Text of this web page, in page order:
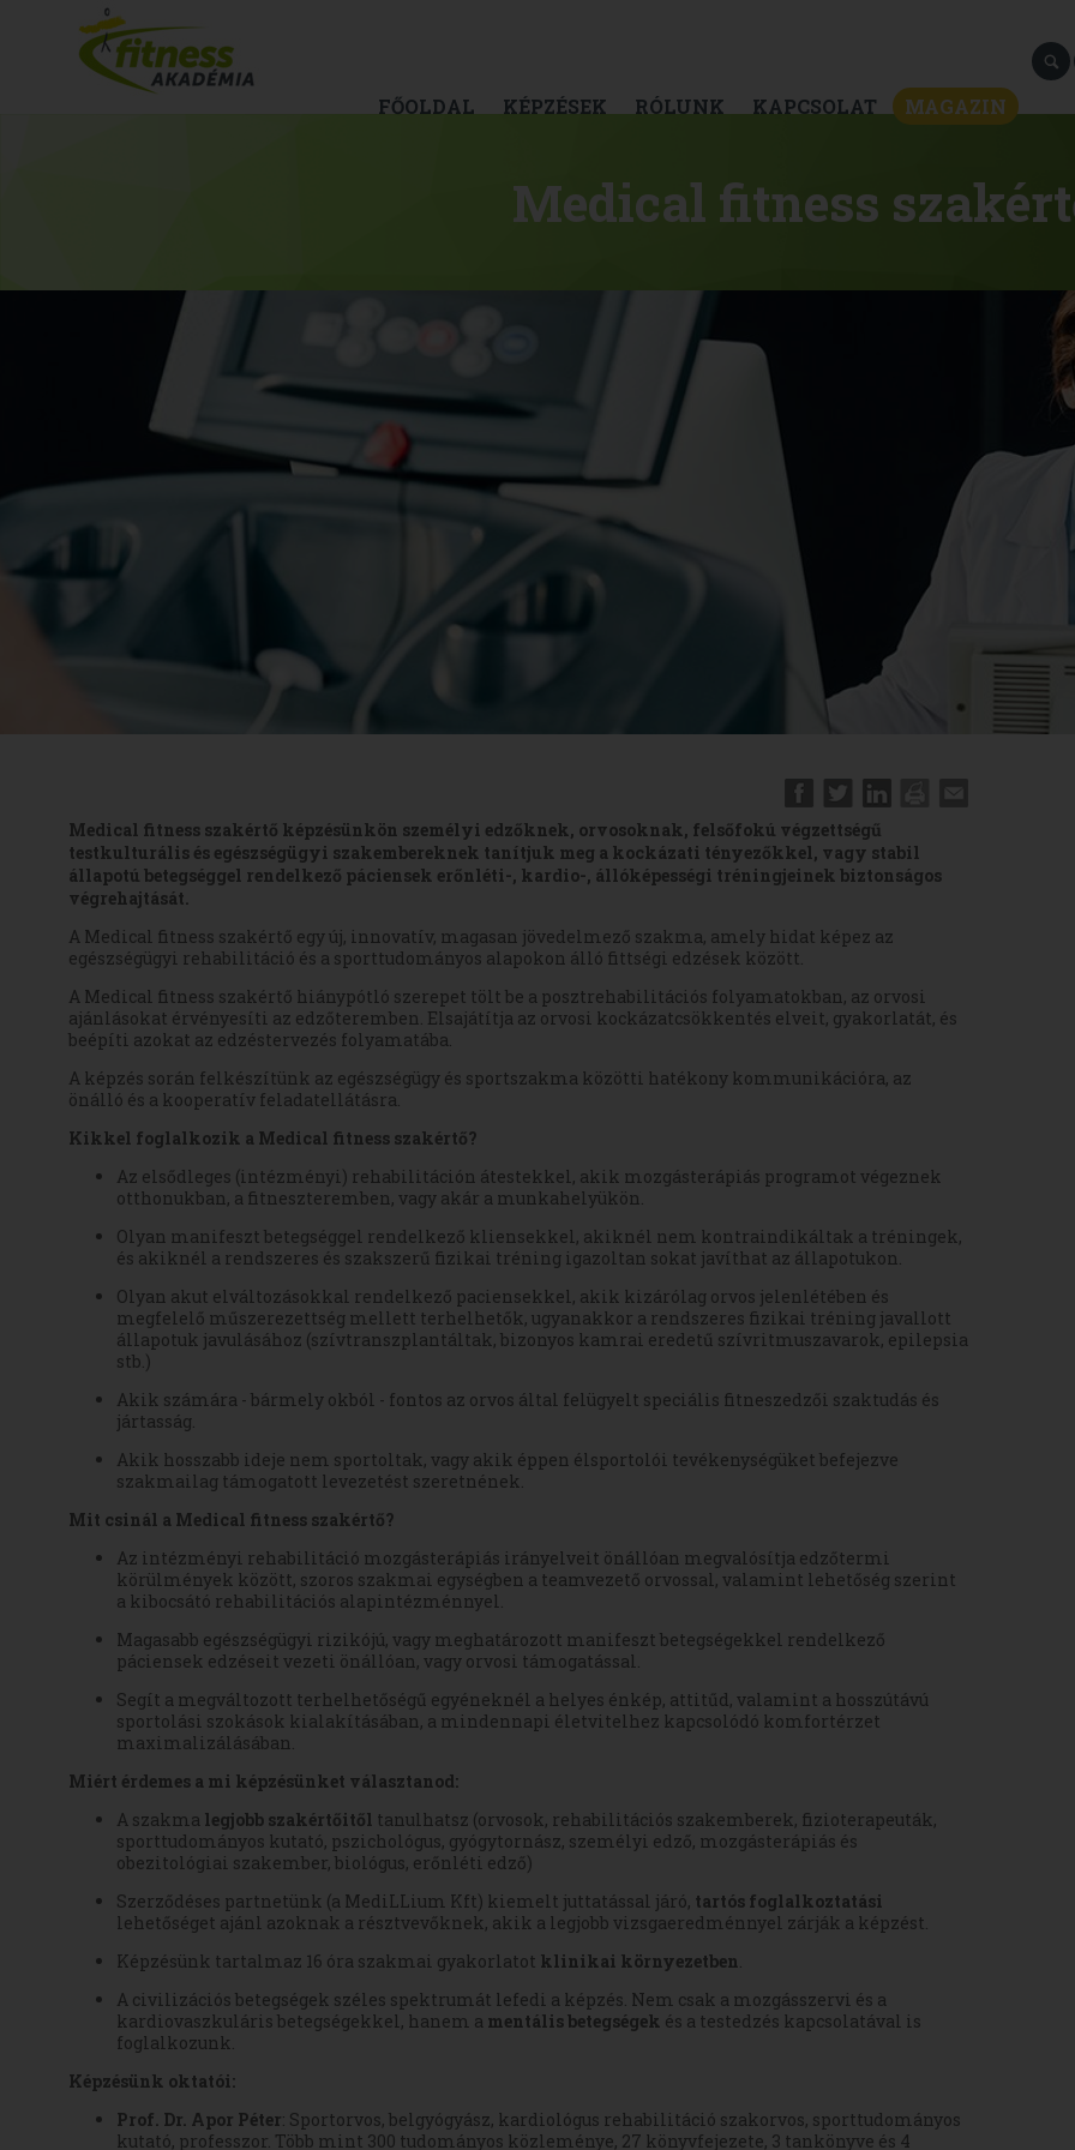
FŐOLDAL KÉPZÉSEK RÓLUNK KAPCSOLAT MAGAZIN
Medical fitness
Medical fitness szakértő képzésünkön személyi edzőknek, orvosoknak, felsőfokú végzettségű
testkulturális és egészségügyi szakembereknek tanítjuk meg a kockázati tényezőkkel, vagy stabil
állapotú betegséggel rendelkező páciensek erőnléti-, kardio-, állóképességi tréningjeinek biztonságos
végrehajtását.
A Medical fitness szakértő egy új, innovatív, magasan jövedelmező szakma, amely hidat képez az
egészségügyi rehabilitáció és a sporttudományos alapokon álló fittségi edzések között.
A Medical fitness szakértő hiánypótló szerepet tölt be a posztrehabilitációs folyamatokban, az orvosi
ajánlásokat érvényesíti az edzőteremben. Elsajátítja az orvosi kockázatcsökkentés elveit, gyakorlatát, és
beépíti azokat az edzéstervezés folyamatába.
A képzés során felkészítünk az egészségügy és sportszakma közötti hatékony kommunikációra, az
önálló és a kooperatív feladatellátásra.
Kikkel foglalkozik a Medical fitness szakértő?
Az elsődleges (intézményi) rehabilitáción átestekkel, akik mozgásterápiás programot végeznek
otthonukban, a fitneszteremben, vagy akár a munkahelyükön.
Olyan manifeszt betegséggel rendelkező kliensekkel, akiknél nem kontraindikáltak a tréningek,
és akiknél a rendszeres és szakszerű fizikai tréning igazoltan sokat javíthat az állapotukon.
Olyan akut elváltozásokkal rendelkező paciensekkel, akik kizárólag orvos jelenlétében és
megfelelő műszerezettség mellett terhelhetők, ugyanakkor a rendszeres fizikai tréning javallott
állapotuk javulásához (szívtranszplantáltak, bizonyos kamrai eredetű szívritmuszavarok, epilepsia
stb.)
Akik számára - bármely okból - fontos az orvos által felügyelt speciális fitneszedzői szaktudás és
jártasság.
Akik hosszabb ideje nem sportoltak, vagy akik éppen élsportolói tevékenységüket befejezve
szakmailag támogatott levezetést szeretnének.
Mit csinál a Medical fitness szakértő?
Az intézményi rehabilitáció mozgásterápiás irányelveit önállóan megvalósítja edzőtermi
körülmények között, szoros szakmai egységben a teamvezető orvossal, valamint lehetőség szerint
a kibocsátó rehabilitációs alapintézménnyel.
Magasabb egészségügyi rizikójú, vagy meghatározott manifeszt betegségekkel rendelkező
páciensek edzéseit vezeti önállóan, vagy orvosi támogatással.
Segít a megváltozott terhelhetőségű egyéneknél a helyes énkép, attitűd, valamint a hosszútávú
sportolási szokások kialakításában, a mindennapi életvitelhez kapcsolódó komfortérzet
maximalizálásában.
Miért érdemes a mi képzésünket választanod:
A szakma legjobb szakértőitől tanulhatsz (orvosok, rehabilitációs szakemberek, fizioterapeuták,
sporttudományos kutató, pszichológus, gyógytornász, személyi edző, mozgásterápiás és
obezitológiai szakember, biológus, erőnléti edző)
Szerződéses partnetünk (a MediLLium Kft) kiemelt juttatással járó, tartós foglalkoztatási
lehetőséget ajánl azoknak a résztvevőknek, akik a legjobb vizsgaeredménnyel zárják a képzést.
Képzésünk tartalmaz 16 óra szakmai gyakorlatot klinikai környezetben.
A civilizációs betegségek széles spektrumát lefedi a képzés. Nem csak a mozgásszervi és a
kardiovaszkuláris betegségekkel, hanem a mentális betegségek és a testedzés kapcsolatával is
foglalkozunk.
Képzésünk oktatói:
Prof. Dr. Apor Péter: Sportorvos, belgyógyász, kardiológus rehabilitáció szakorvos, sporttudományos
kutató, professzor. Több mint 300 tudományos közleménye, 27 könyvfejezete, 3 tankönyve és 4